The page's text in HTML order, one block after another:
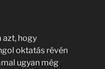
azt, hogy
oktatás révén
ugyan még